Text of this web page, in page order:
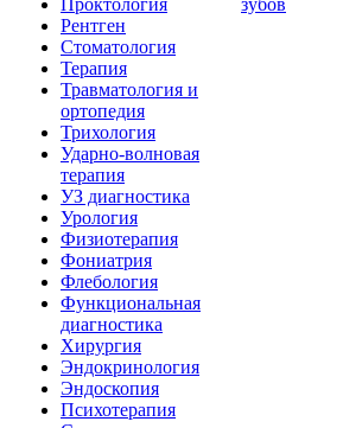
Проктология
Рентген
Стоматология
Терапия
Травматология и
ортопедия
Трихология
Ударно-волновая
терапия
УЗ диагностика
Урология
Физиотерапия
Фониатрия
Флебология
Функциональная
диагностика
Хирургия
Эндокринология
Эндоскопия
Психотерапия
зубов